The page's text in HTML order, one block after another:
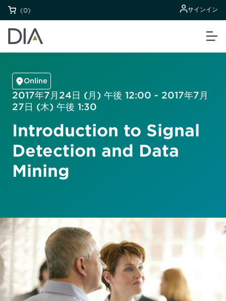
(0) サインイン
Online
2017年7月24日 (月) 午後 12:00 - 2017年7月
27日 (木) 午後 1:30
Introduction to Signal
Detection and Data
Mining